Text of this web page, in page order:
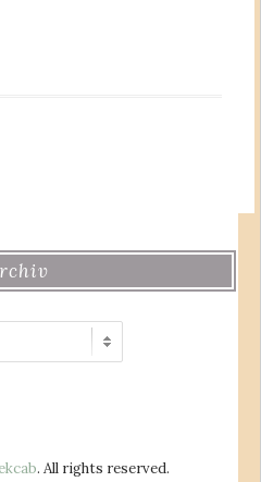
. All rights reserved.